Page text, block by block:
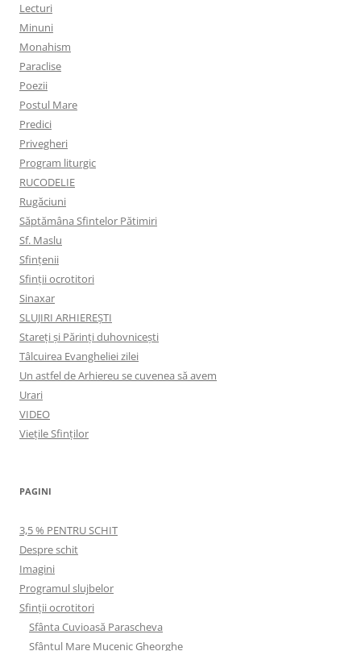
Lecturi
Minuni
Monahism
Paraclise
Poezii
Postul Mare
Predici
Privegheri
Program liturgic
RUCODELIE
Rugăciuni
Săptămâna Sfintelor Pătimiri
Sf. Maslu
Sfințenii
Sfinții ocrotitori
Sinaxar
SLUJIRI ARHIEREȘTI
Stareți și Părinți duhovnicești
Tâlcuirea Evangheliei zilei
Un astfel de Arhiereu se cuvenea să avem
Urari
VIDEO
Viețile Sfinților
PAGINI
3,5 % PENTRU SCHIT
Despre schit
Imagini
Programul slujbelor
Sfinţii ocrotitori
Sfânta Cuvioasă Parascheva
Sfântul Mare Mucenic Gheorghe